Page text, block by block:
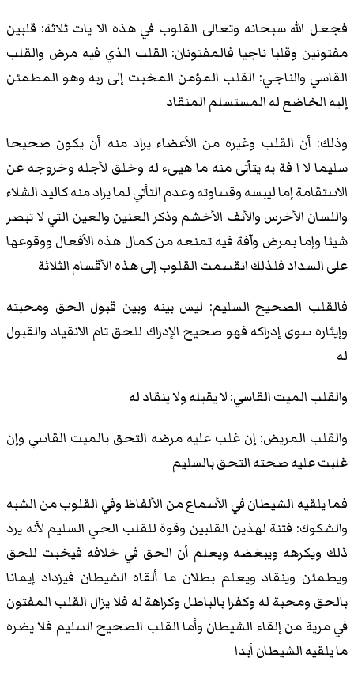
فجعل الله سبحانه وتعالى القلوب في هذه الا يات ثلاثة: قلبين
مفتونين وقلبا ناجيا فالمفتونان: القلب الذي فيه مرض والقلب
القاسي والناجي: القلب المؤمن المخبت إلى ربه وهو المطمئن
إليه الخاضع له المستسلم المنقاد
وذلك: أن القلب وغيره من الأعضاء يراد منه أن يكون صحيحا
سليما لا ا فة به يتأتى منه ما هيىء له وخلق لأجله وخروجه عن
الاستقامة إما ليبسه وقساوته وعدم التأتي لما يراد منه كاليد الشلاء
واللسان الأخرس والأنف الأخشم وذكر العنين والعين التي لا تبصر
شيئا وإما بمرض وآفة فيه تمنعه من كمال هذه الأفعال ووقوعها
على السداد فلذلك انقسمت القلوب إلى هذه الأقسام الثلاثة
فالقلب الصحيح السليم: ليس بينه وبين قبول الحق ومحبته
وإيثاره سوى إدراكه فهو صحيح الإدراك للحق تام الانقياد والقبول
له
والقلب الميت القاسي: لا يقبله ولا ينقاد له
والقلب المريض: إن غلب عليه مرضه التحق بالميت القاسي وإن
غلبت عليه صحته التحق بالسليم
فما يلقيه الشيطان في الأسماع من الألفاظ وفي القلوب من الشبه
والشكوك: فتنة لهذين القلبين وقوة للقلب الحي السليم لأنه يرد
ذلك ويكرهه ويبغضه ويعلم أن الحق في خلافه فيخبت للحق
ويطمئن وينقاد ويعلم بطلان ما ألقاه الشيطان فيزداد إيمانا
بالحق ومحبة له وكفرا بالباطل وكراهة له فلا يزال القلب المفتون
في مرية من إلقاء الشيطان وأما القلب الصحيح السليم فلا يضره
ما يلقيه الشيطان أبدا